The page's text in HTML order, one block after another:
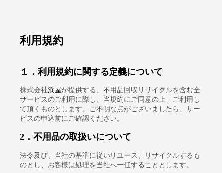
メインコンテンツに移動
利用規約
１．利用規約に関する定義について
株式会社浜屋が提供する、不用品回収リサイクルを含む全
サービスのご利用に際し、当規約にご同意の上、ご利用し
て頂くものとします。ご不明な点がございましたら、サー
ビスの申込前にご確認ください。
2．不用品の取扱いについて
法令及び、当社の基準に従いリユース、リサイクルするも
のとし、お客様は処理を当社へ一任することとします。